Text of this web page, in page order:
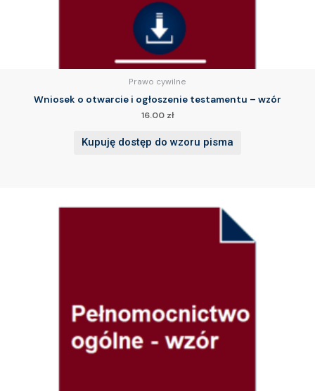
Prawo cywilne
Wniosek o otwarcie i ogłoszenie testamentu – wzór
16.00 zł
Kupuję dostęp do wzoru pisma